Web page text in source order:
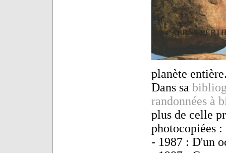
planète
Dans sa
randonnées à
plus de celle
photocopiées :
- 1987 : D'un